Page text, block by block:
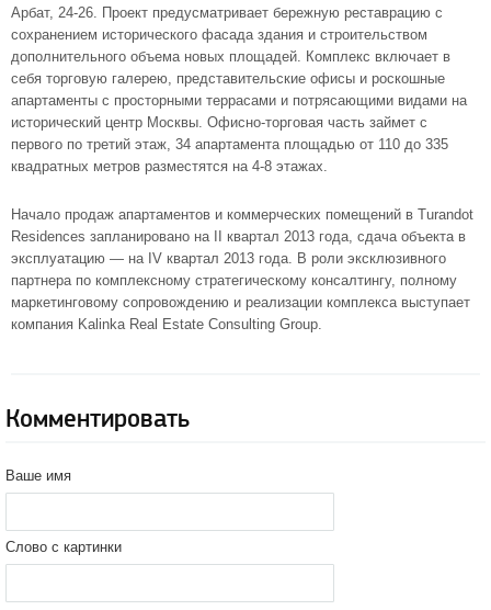
Арбат, 24-26. Проект предусматривает бережную реставрацию с
сохранением исторического фасада здания и строительством
дополнительного объема новых площадей. Комплекс включает в
себя торговую галерею, представительские офисы и роскошные
апартаменты с просторными террасами и потрясающими видами на
исторический центр Москвы. Офисно-торговая часть займет с
первого по третий этаж, 34 апартамента площадью от 110 до 335
квадратных метров разместятся на 4-8 этажах.
Начало продаж апартаментов и коммерческих помещений в Turandot
Residences запланировано на II квартал 2013 года, сдача объекта в
эксплуатацию — на IV квартал 2013 года. В роли эксклюзивного
партнера по комплексному стратегическому консалтингу, полному
маркетинговому сопровождению и реализации комплекса выступает
компания Kalinka Real Estate Consulting Group.
Комментировать
Ваше имя
Слово с картинки